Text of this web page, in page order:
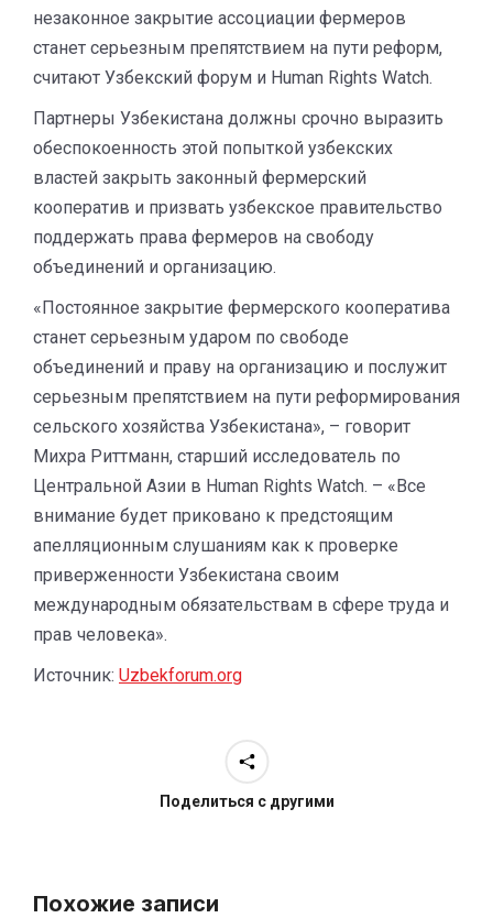
незаконное закрытие ассоциации фермеров
станет серьезным препятствием на пути реформ,
считают Узбекский форум и Human Rights Watch.
Партнеры Узбекистана должны срочно выразить
обеспокоенность этой попыткой узбекских
властей закрыть законный фермерский
кооператив и призвать узбекское правительство
поддержать права фермеров на свободу
объединений и организацию.
«Постоянное закрытие фермерского кооператива
станет серьезным ударом по свободе
объединений и праву на организацию и послужит
серьезным препятствием на пути реформирования
сельского хозяйства Узбекистана», – говорит
Михра Риттманн, старший исследователь по
Центральной Азии в Human Rights Watch. – «Все
внимание будет приковано к предстоящим
апелляционным слушаниям как к проверке
приверженности Узбекистана своим
международным обязательствам в сфере труда и
прав человека».
Источник: Uzbekforum.org
Поделиться с другими
Похожие записи